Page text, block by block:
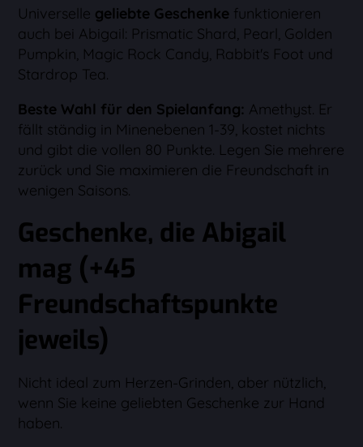
Universelle geliebte Geschenke funktionieren
auch bei Abigail: Prismatic Shard, Pearl, Golden
Pumpkin, Magic Rock Candy, Rabbit's Foot und
Stardrop Tea.
Beste Wahl für den Spielanfang: Amethyst. Er
fällt ständig in Minenebenen 1-39, kostet nichts
und gibt die vollen 80 Punkte. Legen Sie mehrere
zurück und Sie maximieren die Freundschaft in
wenigen Saisons.
Geschenke, die Abigail
mag (+45
Freundschaftspunkte
jeweils)
Nicht ideal zum Herzen-Grinden, aber nützlich,
wenn Sie keine geliebten Geschenke zur Hand
haben.